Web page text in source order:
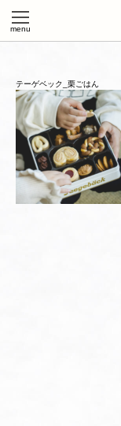
テーゲベック_栗ごはん